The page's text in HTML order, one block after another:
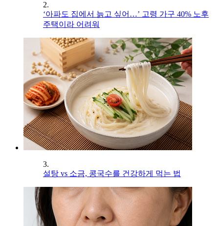
2.
‘아파도 집에서 늙고 싶어…’ 고령 가구 40% 노후
주택이라 어려워
3.
설탕 vs 소금, 콩국수를 건강하게 먹는 법